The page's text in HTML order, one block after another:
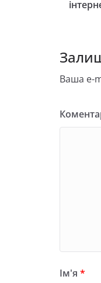
Ваша e-
Ім'я *